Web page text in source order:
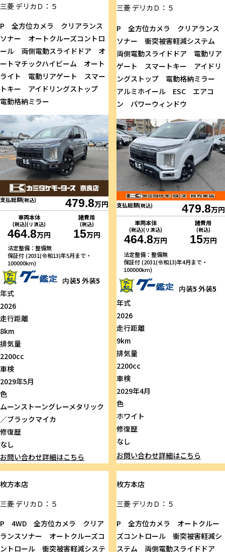
三菱 デリカＤ：５
P 全方位カメラ クリアランス
ソナー オートクルーズコントロ
ール 両側電動スライドドア オ
ートマチックハイビーム オート
ライト 電動リアゲート スマー
トキー アイドリングストップ
電動格納ミラー
支払総額(税込) 479.8万円
車両本体
(税込)(リ済込)
464.8万円
諸費用
(税込)
15万円
法定整備：整備無
保証付 (2031(令和13)年5月まで・
100000km)
内装5 外装5
年式
2026
走行距離
8km
排気量
2200cc
車検
2029年5月
色
ムーンストーングレーメタリック
／ブラックマイカ
修復歴
なし
お問い合わせ詳細はこちら
三菱デリカＤ：５
P 全方位カメラ クリアランス
ソナー 衝突被害軽減システム
両側電動スライドドア 電動リア
ゲート スマートキー アイドリ
ングストップ 電動格納ミラー
アルミホイール ESC エアコ
ン パワーウィンドウ
支払総額(税込) 479.8万円
車両本体
(税込)(リ済込)
464.8万円
諸費用
(税込)
15万円
法定整備：整備無
保証付 (2031(令和13)年4月まで・
100000km)
内装5 外装5
年式
2026
走行距離
9km
排気量
2200cc
車検
2029年4月
色
ホワイト
修復歴
なし
お問い合わせ詳細はこちら
枚方本店
三菱 デリカＤ：５
P 4WD 全方位カメラ クリア
ランスソナー オートクルーズコ
ントロール 衝突被害軽減システ
枚方本店
三菱デリカＤ：５
P 全方位カメラ オートクルー
ズコントロール 衝突被害軽減シ
ステム 両側電動スライドドア